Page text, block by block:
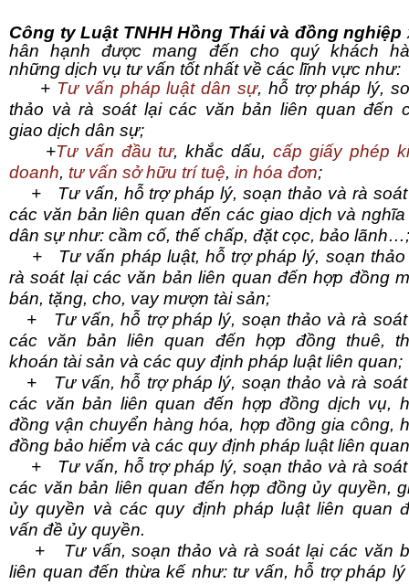
Công ty Luật TNHH Hồng Thái và đồng nghiệp
hân hạnh được mang đến cho quý khách
những dịch vụ tư vấn tốt nhất về các lĩnh vực như:
+ Tư vấn pháp luật dân sự, hỗ trợ pháp lý,
thảo và rà soát lại các văn bản liên quan đến
giao dịch dân sự;
+Tư vấn đầu tư, khắc dấu,cấp giấy phép
doanh, tư vấn sở hữu trí tuệ, in hóa đơn;
+ Tư vấn, hỗ trợ pháp lý, soạn thảo và rà
các văn bản liên quan đến các giao dịch và
dân sự như: cầm cố, thế chấp, đặt cọc, bảo lãnh…;
+ Tư vấn pháp luật, hỗ trợ pháp lý, soạn thảo
rà soát lại các văn bản liên quan đến hợp đồng
bán, tặng, cho, vay mượn tài sản;
+ Tư vấn, hỗ trợ pháp lý, soạn thảo và rà
các văn bản liên quan đến hợp đồng thuê,
khoán tài sản và các quy định pháp luật liên quan;
+ Tư vấn, hỗ trợ pháp lý, soạn thảo và rà
các văn bản liên quan đến hợp đồng dịch vụ,
đồng vận chuyển hàng hóa, hợp đồng gia công,
đồng bảo hiểm và các quy định pháp luật liên
+ Tư vấn, hỗ trợ pháp lý, soạn thảo và rà
các văn bản liên quan đến hợp đồng ủy quyền,
ủy quyền và các quy định pháp luật liên quan
vấn đề ủy quyền.
+ Tư vấn, soạn thảo và rà soát lại các văn
liên quan đến thừa kế như: tư vấn, hỗ trợ pháp